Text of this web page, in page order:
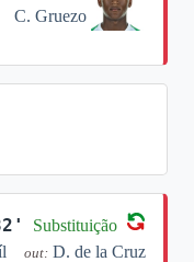
C. Gruezo
Substituição
out: D. de la Cruz